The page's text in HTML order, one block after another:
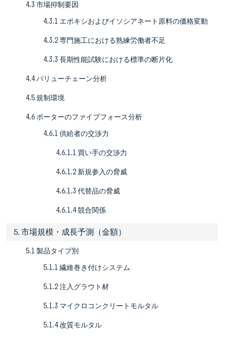
4.3 市場抑制要因
4.3.1 エポキシおよびイソシアネート原料の価格変動
4.3.2 専門施工における熟練労働者不足
4.3.3 長期性能試験における標準の断片化
4.4 バリューチェーン分析
4.5 規制環境
4.6 ポーターのファイブフォース分析
4.6.1 供給者の交渉力
4.6.1.1 買い手の交渉力
4.6.1.2 新規参入の脅威
4.6.1.3 代替品の脅威
4.6.1.4 競合関係
5. 市場規模・成長予測（金額）
5.1 製品タイプ別
5.1.1 繊維巻き付けシステム
5.1.2 注入グラウト材
5.1.3 マイクロコンクリートモルタル
5.1.4 改質モルタル